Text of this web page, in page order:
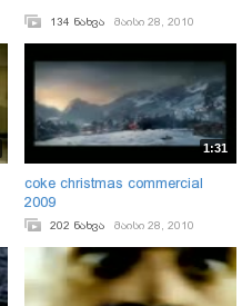
134 ნახვა მაისი 28, 2010
1:31
coke christmas commercial
2009
202 ნახვა მაისი 28, 2010